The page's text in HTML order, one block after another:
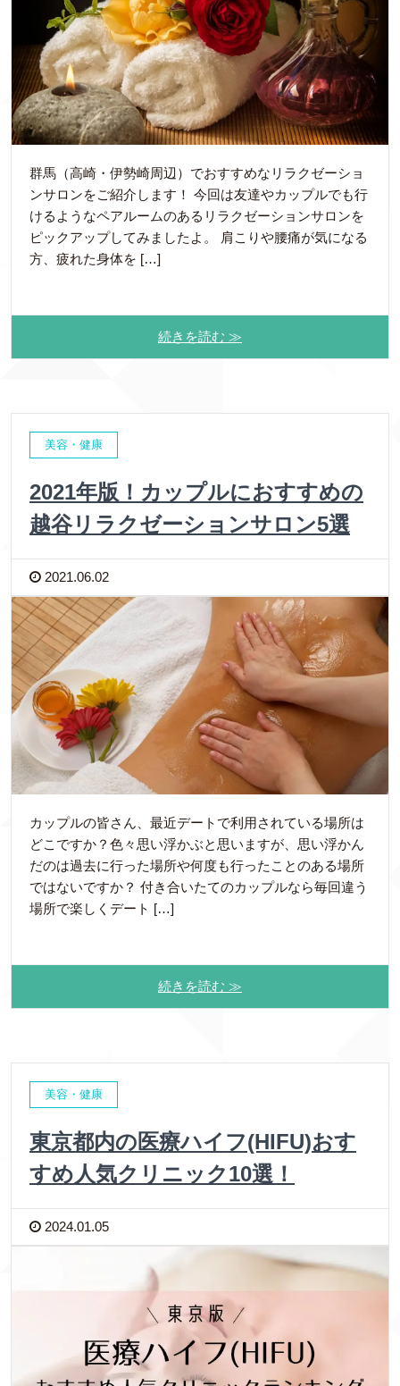
群馬（高崎・伊勢崎周辺）でおすすめなリラクゼーショ
ンサロンをご紹介します！ 今回は友達やカップルでも行
けるようなペアルームのあるリラクゼーションサロンを
ピックアップしてみましたよ。 肩こりや腰痛が気になる
方、疲れた身体を […]
続きを読む ≫
美容・健康
2021年版！カップルにおすすめの
越谷リラクゼーションサロン5選
2021.06.02
カップルの皆さん、最近デートで利用されている場所は
どこですか？色々思い浮かぶと思いますが、思い浮かん
だのは過去に行った場所や何度も行ったことのある場所
ではないですか？ 付き合いたてのカップルなら毎回違う
場所で楽しくデート […]
続きを読む ≫
美容・健康
東京都内の医療ハイフ(HIFU)おす
すめ人気クリニック10選！
2024.01.05